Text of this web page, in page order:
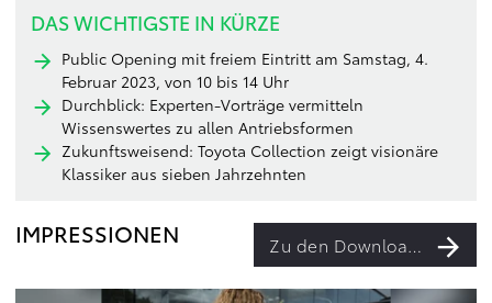
DAS WICHTIGSTE IN KÜRZE
Public Opening mit freiem Eintritt am Samstag, 4.
Februar 2023, von 10 bis 14 Uhr
Durchblick: Experten-Vorträge vermitteln
Wissenswertes zu allen Antriebsformen
Zukunftsweisend: Toyota Collection zeigt visionäre
Klassiker aus sieben Jahrzehnten
IMPRESSIONEN Zu den Downloads